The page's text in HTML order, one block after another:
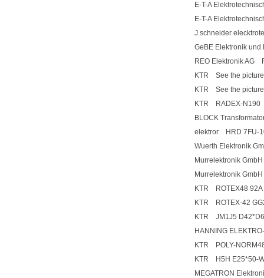
E-T-A
E-T-A
J.schneider
GeBE Elektronik
REO Elektronik AG
KTR See the picture
KTR See the picture
KTR RADEX-N190
BLOCK
elektror HRD 7FU-
Wuerth Elektronik
Murrelektronik
Murrelektronik
KTR ROTEX48 92A
KTR ROTEX-42
KTR JM1J5
HANNING
KTR POLY-
KTR H5H E25*50-
MEGATRON